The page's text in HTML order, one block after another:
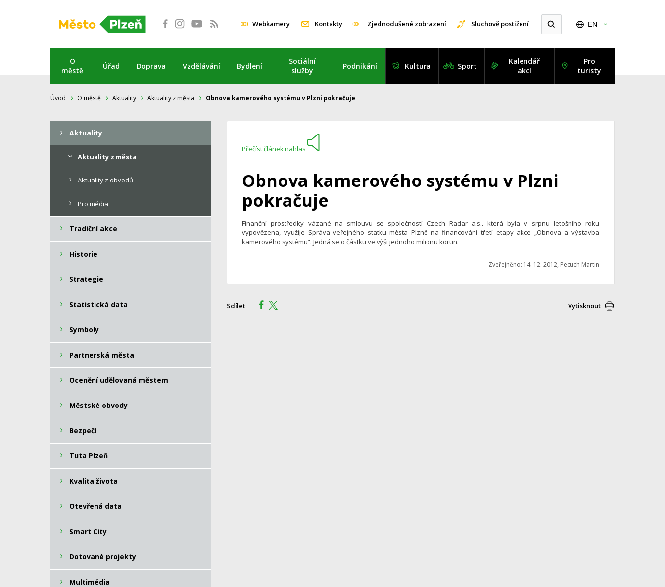
Webkamery Kontakty Zjednodušené zobrazení Sluchově postižení EN
O
městě
Úřad Doprava Vzdělávání Bydlení
Sociální
služby
Podnikání Kultura Sport
Kalendář
akcí
Pro
turisty
Úvod O městě Aktuality Aktuality z města Obnova kamerového systému v Plzni pokračuje
Přečíst článek nahlas
Obnova kamerového systému v Plzni
pokračuje
Finanční prostředky vázané na smlouvu se společností Czech Radar a.s., která byla v srpnu letošního roku
vypovězena, využije Správa veřejného statku města Plzně na financování třetí etapy akce „Obnova a výstavba
kamerového systému“. Jedná se o částku ve výši jednoho milionu korun.
Zveřejněno: 14. 12. 2012, Pecuch Martin
Sdílet Vytisknout
Aktuality
Aktuality z města
Aktuality z obvodů
Pro média
Tradiční akce
Historie
Strategie
Statistická data
Symboly
Partnerská města
Ocenění udělovaná městem
Městské obvody
Bezpečí
Tuta Plzeň
Kvalita života
Otevřená data
Smart City
Dotované projekty
Multimédia